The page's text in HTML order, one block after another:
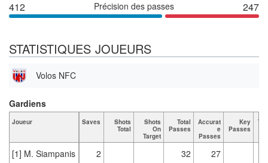
412 Précision des passes 247
STATISTIQUES JOUEURS
Volos NFC
Joueur Saves
Shots
Total
Shots
On
Target
Total
Passes
Accurat
e
Passes
Key
Passes
[1] M. Siampanis 2 32 27
Gardiens